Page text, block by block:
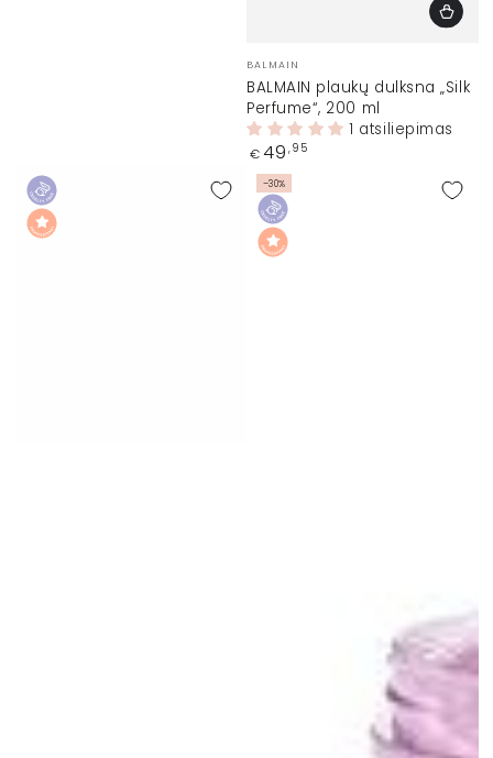
Prekinis
ženklas:
BALMAIN
BALMAIN plaukų dulksna „Silk
Perfume“, 200 ml
1 atsiliepimas
Įprasta
€ 49 ,95
–30%